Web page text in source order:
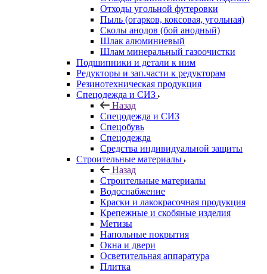
Отходы угольной футеровки
Пыль (огарков, коксовая, угольная)
Сколы анодов (бой анодный)
Шлак алюминиевый
Шлам минеральный газоочистки
Подшипники и детали к ним
Редукторы и зап.части к редукторам
Резинотехническая продукция
Спецодежда и СИЗ
Назад
Спецодежда и СИЗ
Спецобувь
Спецодежда
Средства индивидуальной защиты
Строительные материалы
Назад
Строительные материалы
Водоснабжение
Краски и лакокрасочная продукция
Крепежные и скобяные изделия
Метизы
Напольные покрытия
Окна и двери
Осветительная аппаратура
Плитка